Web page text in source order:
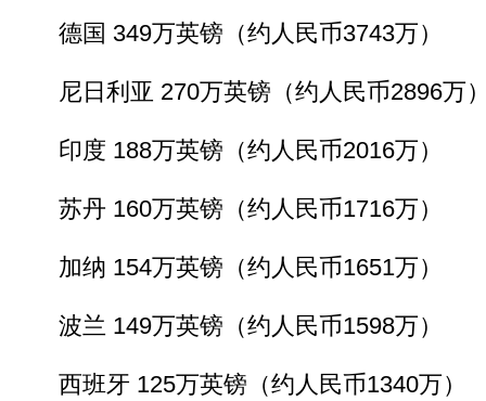
德国 349万英镑（约人民币3743万）
尼日利亚 270万英镑（约人民币2896万
印度 188万英镑（约人民币2016万）
苏丹 160万英镑（约人民币1716万）
加纳 154万英镑（约人民币1651万）
波兰 149万英镑（约人民币1598万）
西班牙 125万英镑（约人民币1340万）